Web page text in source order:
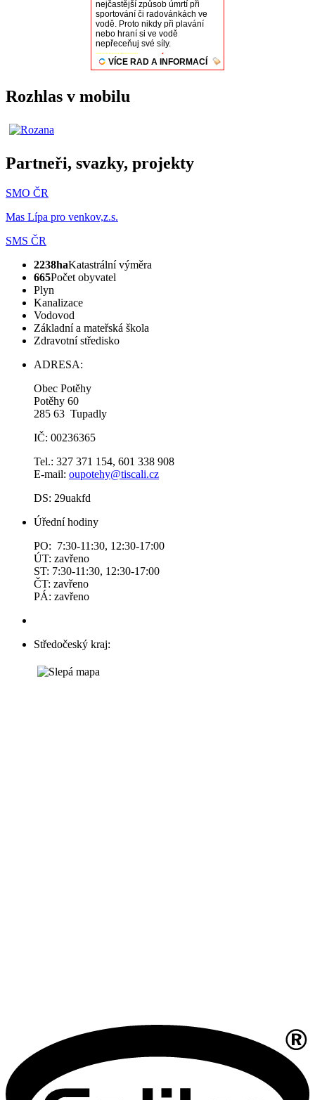
Rozhlas v mobilu
Partneři, svazky, projekty
SMO ČR
Mas Lípa pro venkov,z.s.
SMS ČR
2238haKatastrální výměra
665Počet obyvatel
Plyn
Kanalizace
Vodovod
Základní a mateřská škola
Zdravotní středisko
ADRESA:
Obec Potěhy
Potěhy 60
285 63 Tupadly
IČ: 00236365
Tel.: 327 371 154, 601 338 908
E-mail: oupotehy@tiscali.cz
DS: 29uakfd
Úřední hodiny
PO: 7:30-11:30, 12:30-17:00
ÚT: zavřeno
ST: 7:30-11:30, 12:30-17:00
ČT: zavřeno
PÁ: zavřeno
Středočeský kraj: